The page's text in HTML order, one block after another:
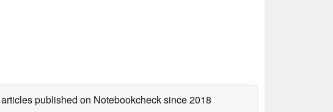
published on Notebookchecksince 2018